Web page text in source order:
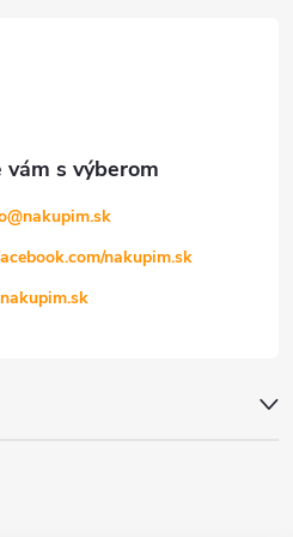
@nakupim.sk
nakupim.sk
nakupim.sk